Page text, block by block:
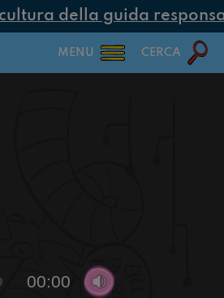
della guida
MENU CERCA
00:00